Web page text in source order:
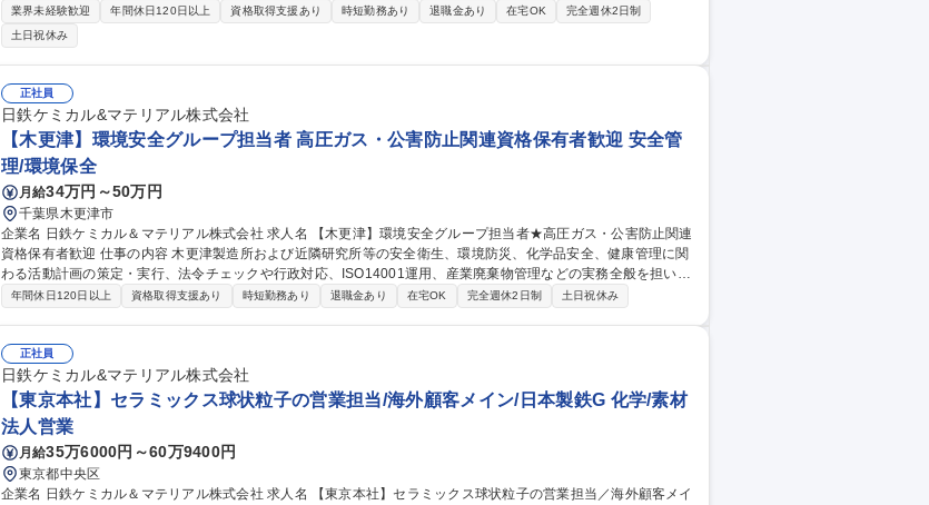
指せます。 ご経験に合わせて、周囲がサポートしながら業務にキャッチアップして頂きます。 【事業所の紹介】
約260名が在籍する以下の3工場で、多種多様な製品の製造を行っています。 1．化成工場（ベンゼン等の基礎化
学品の製造） 2．コンポジット工場（炭素繊維強化プラスチック製品の製造） 3．マイクロン工場（半導体封止材
料の製造） 募集職種 【姫路】環境・安全・防災担当★資格保有者歓迎/高圧ガス・公害防止関連
業界未経験歓迎 年間休日120日以上 資格取得支援あり 時短勤務あり 退職金あり 在宅OK
完全週休2日制
土日祝休み
正社員
日鉄ケミカル&マテリアル株式会社
【木更津】環境安全グループ担当者 高圧ガス・公害防止関連資格保有者歓迎 安全管
理/環境保全
月給34万円～50万円
千葉県木更津市
企業名 日鉄ケミカル＆マテリアル株式会社 求人名 【木更津】環境安全グループ担当者★高圧ガス・公害防止関連
資格保有者歓迎 仕事の内容 木更津製造所および近隣研究所等の安全衛生、環境防災、化学品安全、健康管理に関
わる活動計画の策定・実行、法令チェックや行政対応、ISO14001運用、産業廃棄物管理などの実務全般を担いま
す。 【詳細】(1)安全衛生・環境防災・化学品安全の計画策定、実行フォロー (2)法令チェック、行政立ち入り対
呼び出し・休日出勤の可能性もありますが手当は全額支給されます。 募集職種 【木更津】環境安全グループ担当
者★高圧ガス・公害防止関連資格保有者歓迎
年間休日120日以上 資格取得支援あり 時短勤務あり 退職金あり 在宅OK 完全週休2日制 土日祝休み
正社員
日鉄ケミカル&マテリアル株式会社
【東京本社】セラミックス球状粒子の営業担当/海外顧客メイン/日本製鉄G 化学/素材
法人営業
月給35万6000円～60万9400円
東京都中央区
企業名 日鉄ケミカル＆マテリアル株式会社 求人名 【東京本社】セラミックス球状粒子の営業担当／海外顧客メイ